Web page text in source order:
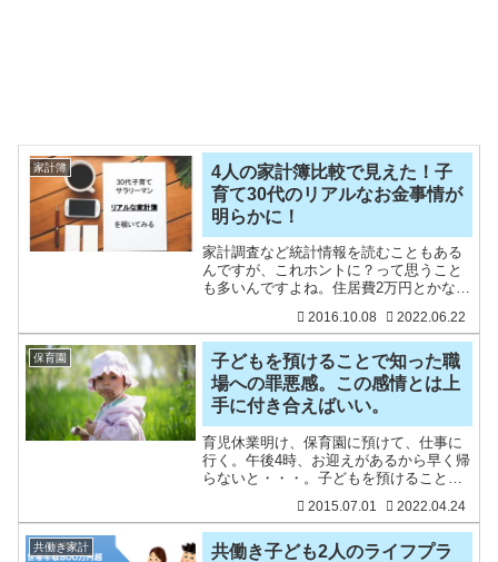
家計簿
4人の家計簿比較で見えた！子
育て30代のリアルなお金事情が
明らかに！
家計調査など統計情報を読むこともある
んですが、これホントに？って思うこと
も多いんですよね。住居費2万円とかなっ
なのか知りたいなと前々から思いつつも
何もしてこず。。。思い立って、普段読
んでいる家計簿ブログを
2016.10.08 2022.06.22
保育園
子どもを預けることで知った職
場への罪悪感。この感情とは上
手に付き合えばいい。
育児休業明け、保育園に預けて、仕事に
行く。午後4時、お迎えがあるから早く帰
らないと・・・。子どもを預けることで
幼稚園に預けている子育てパパママ。そ
んな罪悪感を感じていませんか。我が子
は4月から保育園に入園
2015.07.01 2022.04.24
共働き家計
共働き子ども2人のライフプラ